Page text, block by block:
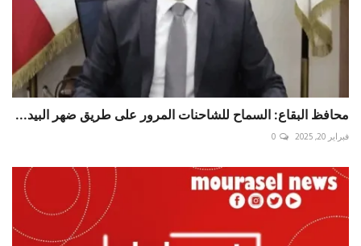
محافظ البقاع: السماح للشاحنات المرور على طريق ضهر البيد...
فبراير 20, 2025 0